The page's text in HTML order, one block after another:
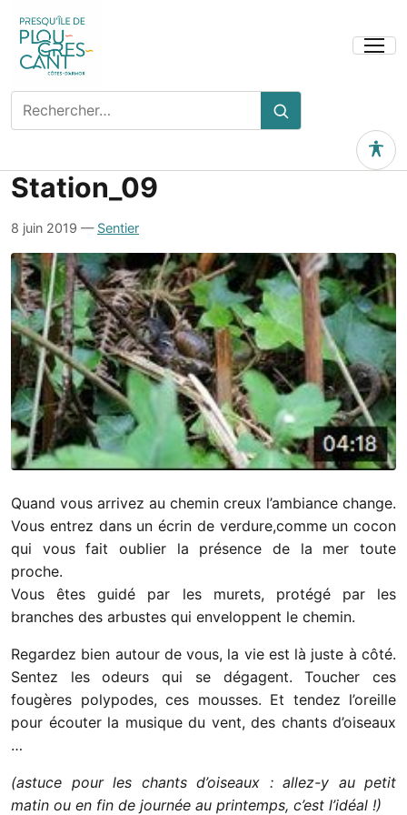
Ouvrir
Rechercher
sur
site
Rechercher
Outils
Station_09
8 juin 2019 — Sentier
Quand vous arrivez au chemin creux l’ambiance change.
Vous entrez dans un écrin de verdure,comme un cocon
qui vous fait oublier la présence de la mer toute
proche.
Vous êtes guidé par les murets, protégé par les
branches des arbustes qui enveloppent le chemin.
Regardez bien autour de vous, la vie est là juste à côté.
Sentez les odeurs qui se dégagent. Toucher ces
fougères polypodes, ces mousses. Et tendez l’oreille
pour écouter la musique du vent, des chants d’oiseaux
…
(astuce pour les chants d’oiseaux : allez-y au petit
matin ou en fin de journée au printemps, c’est l’idéal !)